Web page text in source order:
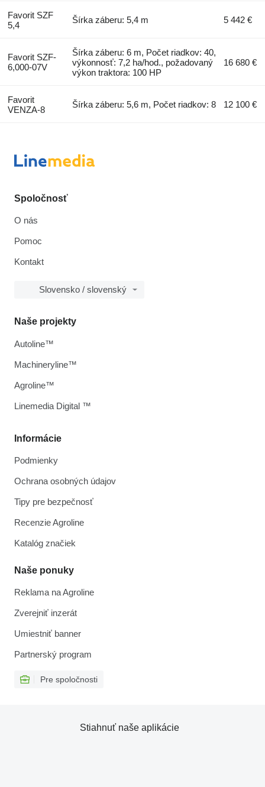
Favorit SZF
5,4
Šírka záberu: 5,4 m 5 442 €
Favorit SZF-
6,000-07V
Šírka záberu: 6 m, Počet riadkov: 40,
výkonnosť: 7,2 ha/hod., požadovaný
výkon traktora: 100 HP
16 680 €
Favorit
VENZA-8
Šírka záberu: 5,6 m, Počet riadkov: 8 12 100 €
Spoločnosť
O nás
Pomoc
Kontakt
Slovensko / slovenský
Informácie
Podmienky
Ochrana osobných údajov
Tipy pre bezpečnosť
Recenzie Agroline
Katalóg značiek
Naše ponuky
Reklama na Agroline
Zverejniť inzerát
Umiestniť banner
Partnerský program
Pre spoločnosti
Naše projekty
Autoline™
Machineryline™
Agroline™
Linemedia Digital ™
Stiahnuť naše aplikácie